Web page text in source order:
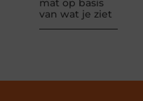
mat op basis
van wat je ziet